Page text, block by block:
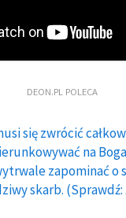
DEON.PL POLECA
się zwrócić
na
zapominać o
skarb. (Sprawdź: